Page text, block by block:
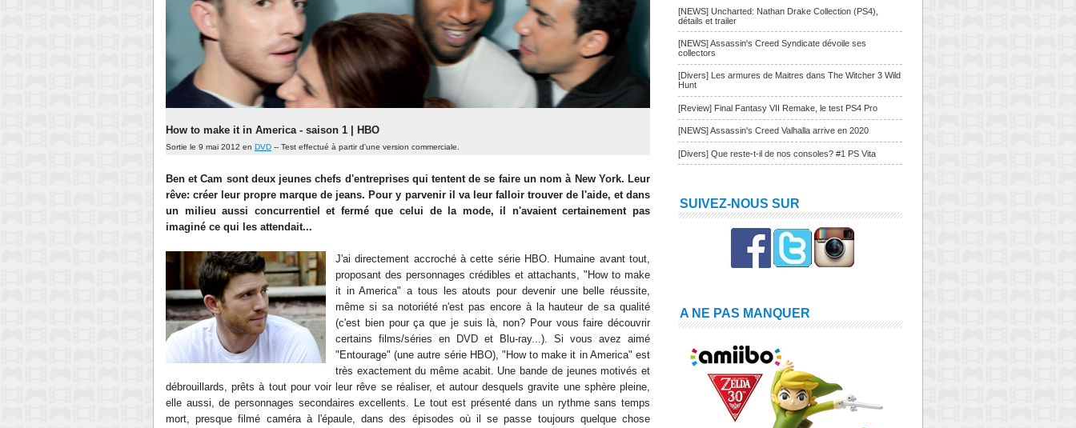
How to make it in America - saison 1 | HBO
Sortie le 9 mai 2012 en DVD -- Test effectué à partir d'une version commerciale.
Ben et Cam sont deux jeunes chefs d'entreprises qui tentent de se faire un nom à New York. Leur
rêve: créer leur propre marque de jeans. Pour y parvenir il va leur falloir trouver de l'aide, et dans
un milieu aussi concurrentiel et fermé que celui de la mode, il n'avaient certainement pas
imaginé ce qui les attendait...
J'ai directement accroché à cette série HBO. Humaine avant tout,
proposant des personnages crédibles et attachants, "How to make
it in America" a tous les atouts pour devenir une belle réussite,
même si sa notoriété n'est pas encore à la hauteur de sa qualité
(c'est bien pour ça que je suis là, non? Pour vous faire découvrir
certains films/séries en DVD et Blu-ray...). Si vous avez aimé
"Entourage" (une autre série HBO), "How to make it in America" est
très exactement du même acabit. Une bande de jeunes motivés et
débrouillards, prêts à tout pour voir leur rêve se réaliser, et autour desquels gravite une sphère pleine,
elle aussi, de personnages secondaires excellents. Le tout est présenté dans un rythme sans temps
mort, presque filmé caméra à l'épaule, dans des épisodes où il se passe toujours quelque chose
[NEWS] Uncharted: Nathan Drake Collection (PS4),
détails et trailer
[NEWS] Assassin's Creed Syndicate dévoile ses
collectors
[Divers] Les armures de Maitres dans The Witcher 3 Wild
Hunt
[Review] Final Fantasy VII Remake, le test PS4 Pro
[NEWS] Assassin's Creed Valhalla arrive en 2020
[Divers] Que reste-t-il de nos consoles? #1 PS Vita
SUIVEZ-NOUS SUR
A NE PAS MANQUER